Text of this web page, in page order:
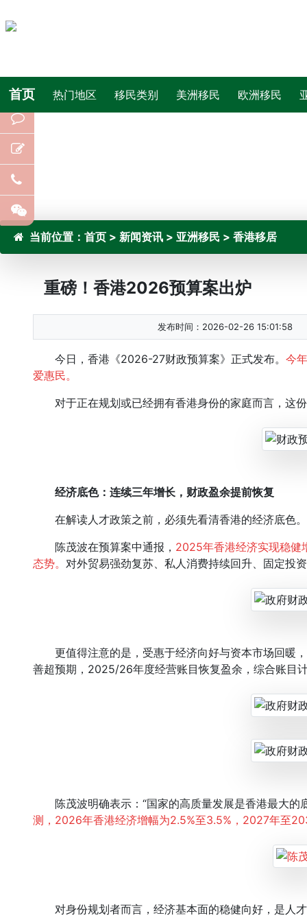
首页 热门地区 移民类别 美洲移民 欧洲移民
当前位置： 首页 > 新闻资讯 > 亚洲移民 > 香港移居
重磅！香港2026预算案出炉
发布时间：2026-02-26 15:01:58
今日，香港《2026-27财政预算案》正式发布。 今
爱惠民。
对于正在规划或已经拥有香港身份的家庭而言，这
经济底色：连续三年增长，财政盈余提前恢复
在解读人才政策之前，必须先看清香港的经济底色。
陈茂波在预算案中通报， 2025年香港经济实现稳健
态势。 对外贸易强劲复苏、私人消费持续回升、固定投
更值得注意的是，受惠于经济向好与资本市场回暖
善超预期，2025/26年度经营账目恢复盈余，综合账目
陈茂波明确表示：“国家的高质量发展是香港最大的
测，2026年香港经济增幅为2.5%至3.5%，2027年至
对身份规划者而言，经济基本面的稳健向好，是人